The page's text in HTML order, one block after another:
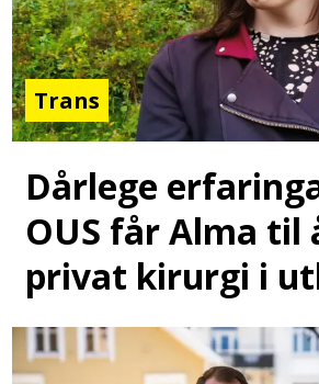
Trans
Dårlege
OUS får Alma til
privat kirurgi i